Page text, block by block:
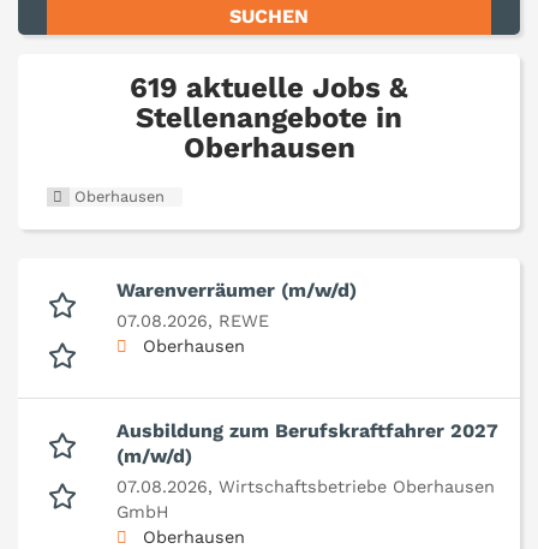
619 aktuelle Jobs &
Stellenangebote in
Oberhausen
Oberhausen
Warenverräumer (m/w/d)
07.08.2026, REWE
Oberhausen
Ausbildung zum Berufskraftfahrer 2027
(m/w/d)
07.08.2026, Wirtschaftsbetriebe Oberhausen
GmbH
Oberhausen